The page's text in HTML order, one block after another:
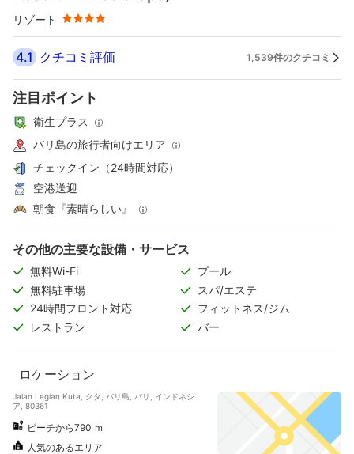
リゾート
4.1 クチコミ評価 1,539件のクチコミ
注目ポイント
衛生プラス
バリ島の旅行者向けエリア
チェックイン（24時間対応）
空港送迎
朝食『素晴らしい』
その他の主要な設備・サービス
無料Wi-Fi
プール
無料駐車場
スパ/エステ
24時間フロント対応
フィットネス/ジム
レストラン
バー
ロケーション
Jalan Legian Kuta, クタ, バリ島, バリ, インドネシ
ア, 80361
ビーチから790 ｍ
人気のあるエリア